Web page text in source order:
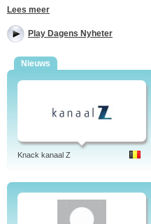
dig tillgång till de senaste
nyheterna som fascinerar dig mest
du ha nyheterna till frukosten, på
sängen? du kan hålla dig uppdaterad
Dagens Nyheter.
DN, Dagens Nyheter: Ekonomi,
Tidningsnyheter nu på video.
onlinefilmer.
Tags: dagens nyheter, på stan,
ekonomi, kundtjänst, adress, pdf,
Lees meer
Play Dagens Nyheter
Nieuws
Knack kanaal Z